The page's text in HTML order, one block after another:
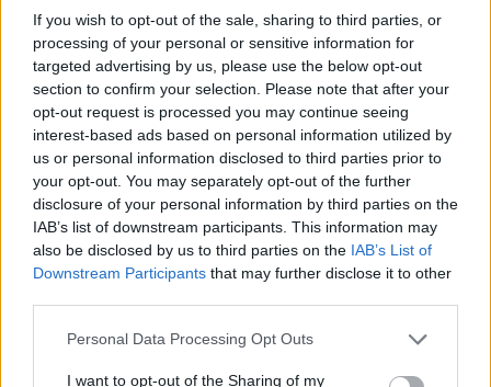
If you wish to opt-out of the sale, sharing to third parties, or
processing of your personal or sensitive information for
targeted advertising by us, please use the below opt-out
section to confirm your selection. Please note that after your
opt-out request is processed you may continue seeing
interest-based ads based on personal information utilized by
us or personal information disclosed to third parties prior to
your opt-out. You may separately opt-out of the further
disclosure of your personal information by third parties on the
IAB’s list of downstream participants. This information may
also be disclosed by us to third parties on the IAB’s List of
Downstream Participants that may further disclose it to other
Personal Data Processing Opt Outs
I want to opt-out of the Sharing of my
külügyminisztérium később azt állította, hogy nem
érintkezett az orosz vadászgép az amerikai
drónnal, és nem így az okozta annak lezuhanását
és egy külön közleményt is kiadtak. Az incidens
miatt az Egyesült Államok még mára bekérette a
Washingtonba akkreditált orosz nagykövetet.
James Hecker, az amerikai légierő térségbeli műveletekért
felelős tábornoka azt tudatta közleményében, hogy MQ-9-
esünk rutinműveletet végzett nemzetközi légtérben, amikor
egy orosz repülőgép elfogta és eltalálta, ami miatt a drón
lezuhant és odaveszett. A tábárnok hozzátette: a felelőtlen
eljárás kis híján mindkét légi jármű vesztét okozta. John